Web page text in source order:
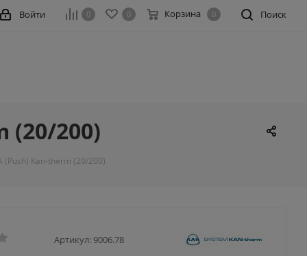
Поиск
0 0 Корзина 0
Войти
(20/200)
Kan-therm (20/200)
Артикул: 9006.78